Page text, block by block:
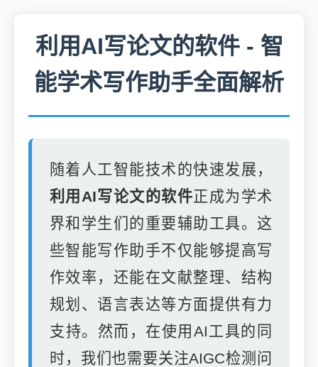
利用AI写论文的软件 - 智
能学术写作助手全面解析
随着人工智能技术的快速发展，
利用AI写论文的软件正成为学术
界和学生们的重要辅助工具。这
些智能写作助手不仅能够提高写
作效率，还能在文献整理、结构
规划、语言表达等方面提供有力
支持。然而，在使用AI工具的同
时，我们也需要关注AIGC检测问